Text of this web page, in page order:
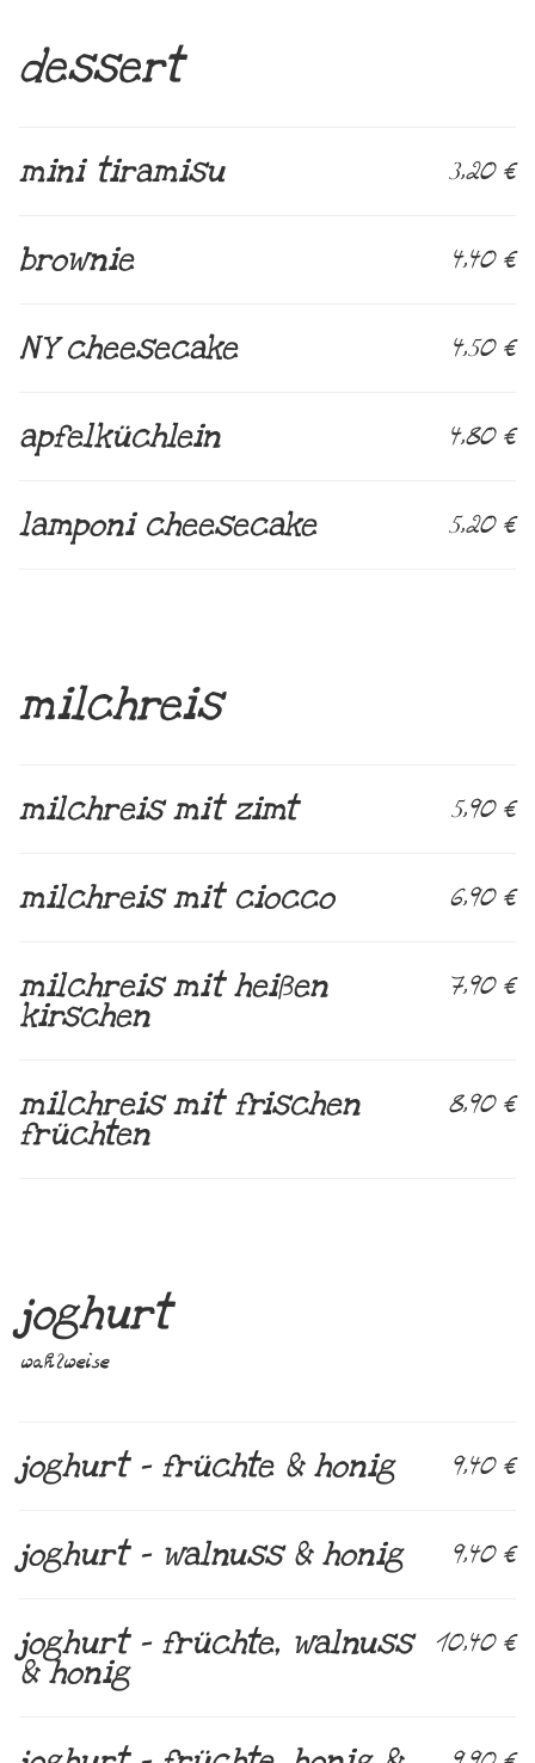
dessert
mini tiramisu 3,20 €
brownie 4,40 €
NY cheesecake 4,50 €
apfelküchlein 4,80 €
lamponi cheesecake 5,20 €
milchreis
milchreis mit zimt 5,90 €
milchreis mit ciocco 6,90 €
milchreis mit heißen
kirschen
7,90 €
milchreis mit frischen
früchten
8,90 €
joghurt
wahlweise
joghurt – früchte & honig 9,40 €
joghurt – walnuss & honig 9,40 €
joghurt – früchte, walnuss
& honig
10,40 €